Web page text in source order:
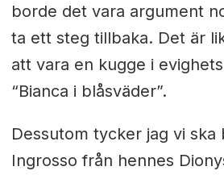
borde det vara argument
ta ett steg tillbaka. Det är
att vara en kugge i
“Bianca i blåsväder”.
Dessutom tycker jag vi ska
Ingrosso från hennes